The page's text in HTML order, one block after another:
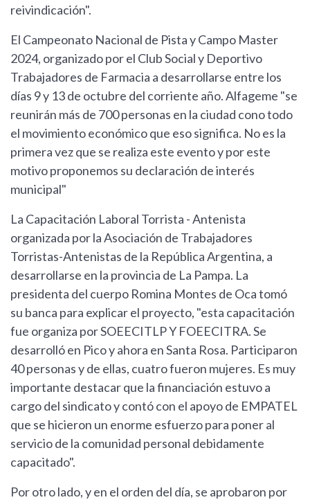
reivindicación".
El Campeonato Nacional de Pista y Campo Master
2024, organizado por el Club Social y Deportivo
Trabajadores de Farmacia a desarrollarse entre los
días 9 y 13 de octubre del corriente año. Alfageme "se
reunirán más de 700 personas en la ciudad cono todo
el movimiento económico que eso significa. No es la
primera vez que se realiza este evento y por este
motivo proponemos su declaración de interés
municipal"
La Capacitación Laboral Torrista - Antenista
organizada por la Asociación de Trabajadores
Torristas-Antenistas de la República Argentina, a
desarrollarse en la provincia de La Pampa. La
presidenta del cuerpo Romina Montes de Oca tomó
su banca para explicar el proyecto, "esta capacitación
fue organiza por SOEECITLP Y FOEECITRA. Se
desarrolló en Pico y ahora en Santa Rosa. Participaron
40 personas y de ellas, cuatro fueron mujeres. Es muy
importante destacar que la financiación estuvo a
cargo del sindicato y contó con el apoyo de EMPATEL
que se hicieron un enorme esfuerzo para poner al
servicio de la comunidad personal debidamente
capacitado".
Por otro lado, y en el orden del día, se aprobaron por